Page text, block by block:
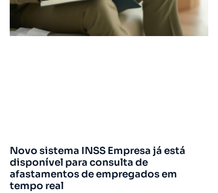
Novo sistema INSS Empresa já está
disponível para consulta de
afastamentos de empregados em
tempo real